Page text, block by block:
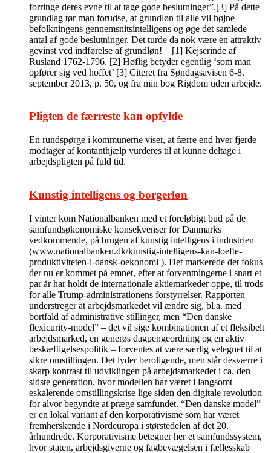
forringe deres evne til at tage gode beslutninger”.[3] På dette
grundlag tør man forudse, at grundløn til alle vil højne
befolkningens gennemsnitsintelligens og øge det samlede
antal af gode beslutninger. Det turde da nok være en attraktiv
gevinst ved indførelse af grundløn! [1] Kejserinde af
Rusland 1762-1796. [2] Høflig betyder egentlig ‘som man
opfører sig ved hoffet’ [3] Citeret fra Søndagsavisen 6-8.
september 2013, p. 50, og fra min bog Rigdom uden arbejde.
Pligten de færreste kan opfylde
En rundspørge i kommunerne viser, at færre end hver fjerde
modtager af kontanthjælp vurderes til at kunne deltage i
arbejdspligten på fuld tid.
Kunstig intelligens og borgerløn
I vinter kom Nationalbanken med et foreløbigt bud på de
samfundsøkonomiske konsekvenser for Danmarks
vedkommende, på brugen af kunstig intelligens i industrien
(www.nationalbanken.dk/kunstig-intelligens-kan-loefte-
produktiviteten-i-dansk-oekonomi ). Det markerede det fokus
der nu er kommet på emnet, efter at forventningerne i snart et
par år har holdt de internationale aktiemarkeder oppe, til trods
for alle Trump-administrationens forstyrrelser. Rapporten
understreger at arbejdsmarkedet vil ændre sig, bl.a. med
bortfald af administrative stillinger, men “Den danske
flexicurity-model” – det vil sige kombinationen af et fleksibelt
arbejdsmarked, en generøs dagpengeordning og en aktiv
beskæftigelsespolitik – forventes at være særlig velegnet til at
sikre omstillingen. Det lyder beroligende, men står desværre i
skarp kontrast til udviklingen på arbejdsmarkedet i ca. den
sidste generation, hvor modellen har været i langsomt
eskalerende omstillingskrise lige siden den digitale revolution
for alvor begyndte at præge samfundet. “Den danske model”
er en lokal variant af den korporativisme som har været
fremherskende i Nordeuropa i størstedelen af det 20.
århundrede. Korporativisme betegner her et samfundssystem,
hvor staten, arbejdsgiverne og fagbevægelsen i fællesskab